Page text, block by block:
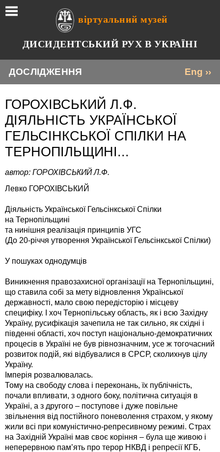
віртуальний музей
ДИСИДЕНТСЬКИЙ РУХ В УКРАЇНІ
Eng ››
ДОСЛІДЖЕННЯ
ГОРОХІВСЬКИЙ Л.Ф.
ДІЯЛЬНІСТЬ УКРАЇНСЬКОЇ
ГЕЛЬСІНКСЬКОЇ СПІЛКИ НА
ТЕРНОПІЛЬЩИНІ...
автор: ГОРОХІВСЬКИЙ Л.Ф.
Левко ГОРОХІВСЬКИЙ
Діяльність Української Гельсінкської Спілки
на Тернопільщині
та нинішня реалізація принципів УГС
(До 20-річчя утворення Української Гельсінкської Спілки)
У пошуках однодумців
Виникнення правозахисної організації на Тернопільщині,
що ставила собі за мету відновлення Української
державності, мало свою передісторію і місцеву
специфіку. І хоч Тернопільську область, як і всю Західну
Україну, русифікація зачепила не так сильно, як східні і
південні області, хоч поступ національно-демократичних
процесів в Україні не був рівнозначним, усе ж тогочасний
розвиток подій, які відбувалися в СРСР, сколихнув цілу
Україну.
Імперія розвалювалась.
Тому на свободу слова і переконань, їх публічність,
почали впливати, з одного боку, політична ситуація в
Україні, а з другого – поступове і дуже повільне
звільнення від постійного поневолення страхом, у якому
жили всі при комуністично-репресивному режимі. Страх
на Західній Україні мав своє коріння – була ще живою і
неперервною пам’ять про терор НКВД і репресії КГБ,